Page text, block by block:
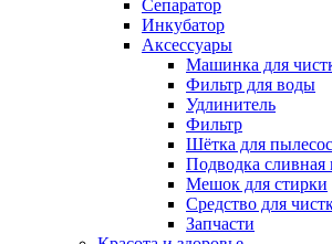
Сепаратор
Инкубатор
Аксессуары
Машинка для
Фильтр для воды
Удлинитель
Фильтр
Шётка для
Подводка сливная
Мешок для стирки
Средство для
Запчасти